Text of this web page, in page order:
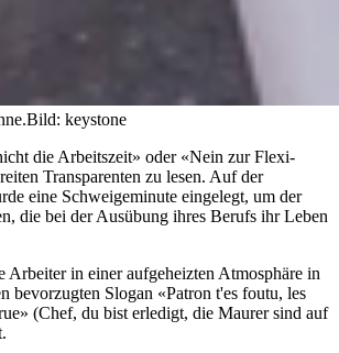
Bild: keystone
die Arbeitszeit» oder «Nein zur Flexi-
Transparenten zu lesen. Auf der
eine Schweigeminute eingelegt, um der
die bei der Ausübung ihres Berufs ihr Leben
Arbeiter in einer aufgeheizten Atmosphäre in
bevorzugten Slogan «Patron t'es foutu, les
(Chef, du bist erledigt, die Maurer sind auf